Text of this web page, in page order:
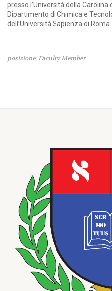
presso l’Università della Carolina
Dipartimento di Chimica e
dell’Università Sapienza di Roma.
posizione: Faculty Member